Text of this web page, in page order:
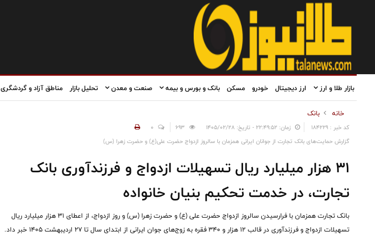
بازار طلا و ارز ارز دیجیتال خودرو مسکن بانک و بورس و بیمه صنعت و معدن تحلیل بازار مناطق آزاد و گردشگری
خانه بانک
کد خبر : 184229 زمان: ۲۲:۴۹:۵۲ - تاریخ: ۱۴۰۵/۰۲/۲۸
0
گزارش حمایت‌های بانک تجارت از جوانان ایرانی همزمان با سالروز ازدواج حضرت علی(ع) و حضرت زهرا (س)
۳۱ هزار میلیارد ریال تسهیلات ازدواج و فرزندآوری بانک
تجارت، در خدمت تحکیم بنیان خانواده
بانک تجارت همزمان با فرارسیدن سالروز ازدواج حضرت علی (ع) و حضرت زهرا (س) و روز ازدواج، از اعطای ۳۱ هزار میلیارد ریال
تسهیلات ازدواج و فرزندآوری در قالب ۱۲ هزار و ۳۴۰ فقره به زوج‌های جوان ایرانی از ابتدای سال تا ۲۷ اردیبهشت ۱۴۰۵ خبر داد.